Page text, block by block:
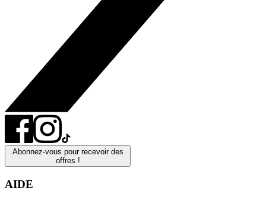
Abonnez-vous pour recevoir des
offres !
AIDE